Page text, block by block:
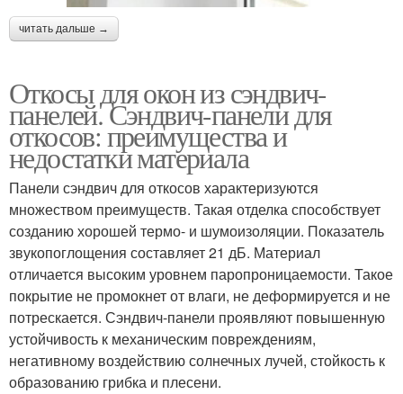
читать дальше →
Откосы для окон из сэндвич-
панелей. Сэндвич-панели для
откосов: преимущества и
недостатки материала
Панели сэндвич для откосов характеризуются
множеством преимуществ. Такая отделка способствует
созданию хорошей термо- и шумоизоляции. Показатель
звукопоглощения составляет 21 дБ. Материал
отличается высоким уровнем паропроницаемости. Такое
покрытие не промокнет от влаги, не деформируется и не
потрескается. Сэндвич-панели проявляют повышенную
устойчивость к механическим повреждениям,
негативному воздействию солнечных лучей, стойкость к
образованию грибка и плесени.